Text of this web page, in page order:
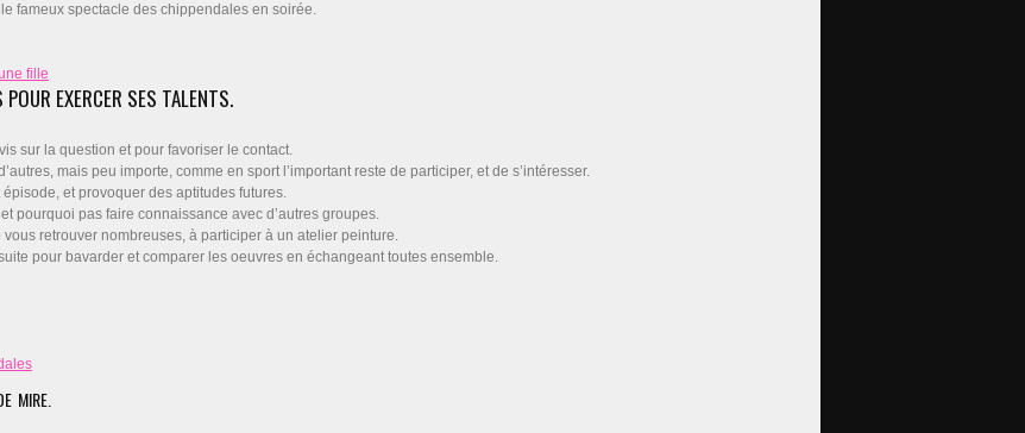
fameux spectacle des chippendales en soirée.
EXERCER SES TALENTS.
sur la question et pour favoriser le contact.
mais peu importe, comme en sport l’important reste de participer, et de s’intéresser.
et provoquer des aptitudes futures.
pourquoi pas faire connaissance avec d’autres groupes.
retrouver nombreuses, à participer à un atelier peinture.
pour bavarder et comparer les oeuvres en échangeant toutes ensemble.
MIRE.